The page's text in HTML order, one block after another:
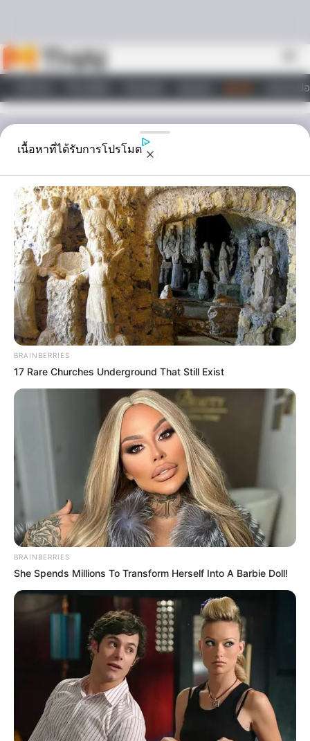
วอลเปเ
ไลฟ์สไตล์
ดูดวง
ผีเป้า ชอบกินของสด
ผีเป้า เป็นผีที่ชอบกินของสด คาว มักแอบออกหากินตอนกลางคืน เที่ยว
จับกบเขียดกิน หากหากบเขียดกินไม่ได้ อย่างน้อยสุดท้าย ก็จะกินขี้หมา
Home /ดูดวง/ ผีเป้า ชอบกินของสด
ดูดวง|
13 มิ.ย. 2013
แบ่งปัน
เป็นผีที่ชอบกินของสด คาว มักแอบออกหากินตอน
กลางคืน เที่ยวจับกบเขียดกิน หากหากบเขียดกินไม่ได้
อย่างน้อยสุดท้าย ก่อนกลับขึ้นบ้านก็จะกินขี้หมารองท้อง
ไปพลางๆ
ผีเป้า ชอบกินของสด
ความจริงไม่ใช่วิญญาณของคนที่ตายไปแล้ว แต่
คือคนที่ยังมีชีวิตอยู่นี่แหละ กลายเป็นเป้า คำว่า เป้า
หมายถึง คนหรือสัตว์ซึ่งปกติกินพืชเป็นอาหาร กินของสุก
เป็นอาหาร เปลี่ยนไปชอบกินของเป็นๆ กินแบบจับได้ กิน
เลย ไม่ผ่านกระบวนการปรุงเป็นอาหาร
เนื้อหาที่ได้รับการโปรโมต
BRAINBERRIES
17 Rare Churches Underground That Still Exist
BRAINBERRIES
She Spends Millions To Transform Herself Into A Barbie Doll!